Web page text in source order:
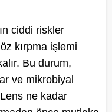
ciddi riskler
kırpma işlemi
Bu durum,
ve mikrobiyal
ne kadar